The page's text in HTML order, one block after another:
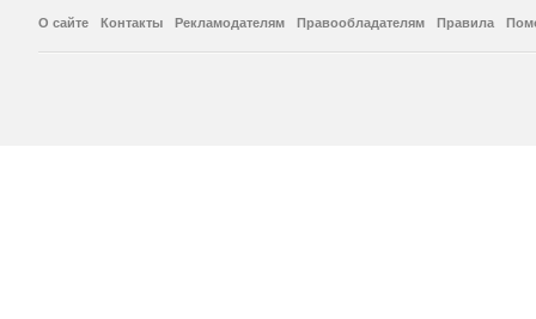
О сайте Контакты Рекламодателям Правообладателям Правила